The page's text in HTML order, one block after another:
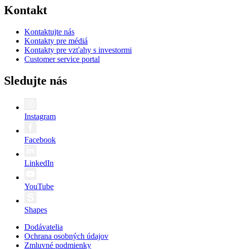
Kontakt
Kontaktujte nás
Kontakty pre médiá
Kontakty pre vzťahy s investormi
Customer service portal
Sledujte nás
Instagram
Facebook
LinkedIn
YouTube
Shapes
Dodávatelia
Ochrana osobných údajov
Zmluvné podmienky